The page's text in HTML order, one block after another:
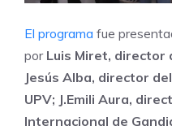
El programa fue
por Luis Miret, director
Jesús Alba, director
UPV; J.Emili Aura,
Internacional de